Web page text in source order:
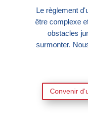
Le règlement
être complexe
obstacles
surmonter.
Convenir